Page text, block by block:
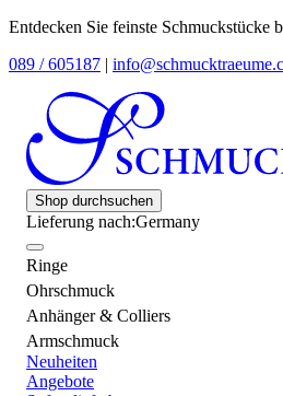
Entdecken Sie feinste Schmuckstücke
089 / 605187 |
Shop durchsuchen
Lieferung nach:Germany
Ringe
Ohrschmuck
Anhänger & Colliers
Armschmuck
Neuheiten
Angebote